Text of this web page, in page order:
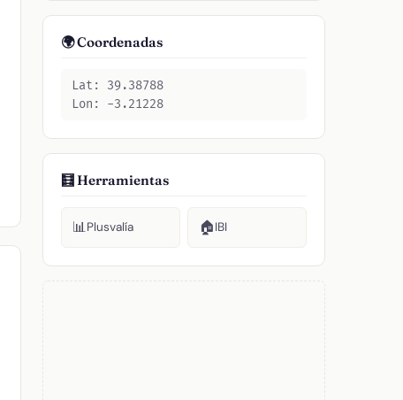
🌍 Coordenadas
Lat: 39.38788
Lon: -3.21228
🧮 Herramientas
📊Plusvalía 🏠IBI